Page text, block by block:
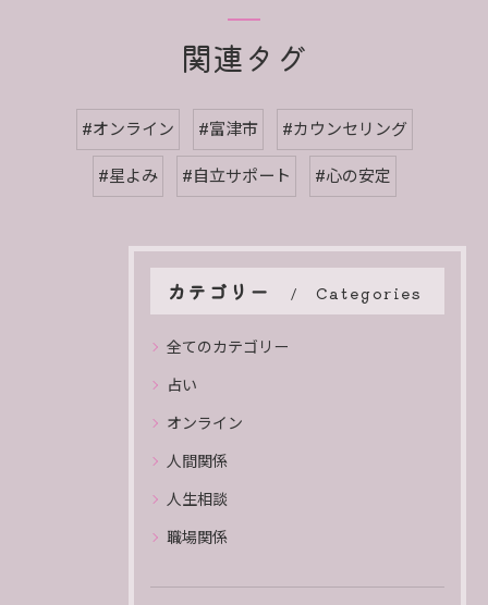
関連タグ
#オンライン #富津市 #カウンセリング
#星よみ #自立サポート #心の安定
カテゴリー Categories
全てのカテゴリー
占い
オンライン
人間関係
人生相談
職場関係